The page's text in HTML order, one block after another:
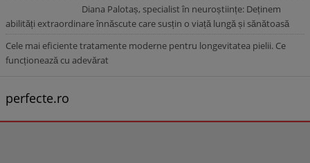
Diana Palotaș, specialist în neuroștiințe: Deținem
abilități extraordinare înnăscute care susțin o viață lungă și sănătoasă
Cele mai eficiente tratamente moderne pentru longevitatea pielii. Ce
funcționează cu adevărat
perfecte.ro